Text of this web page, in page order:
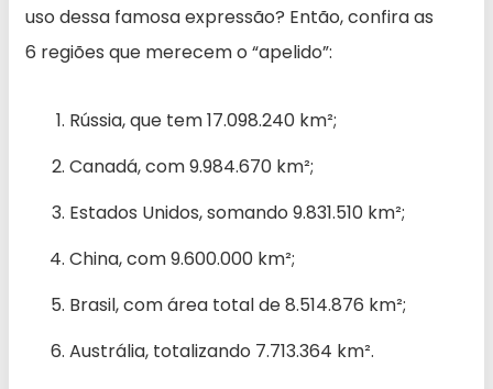
uso dessa famosa expressão? Então, confira as
6 regiões que merecem o “apelido”:
Rússia, que tem 17.098.240 km²;
Canadá, com 9.984.670 km²;
Estados Unidos, somando 9.831.510 km²;
China, com 9.600.000 km²;
Brasil, com área total de 8.514.876 km²;
Austrália, totalizando 7.713.364 km².